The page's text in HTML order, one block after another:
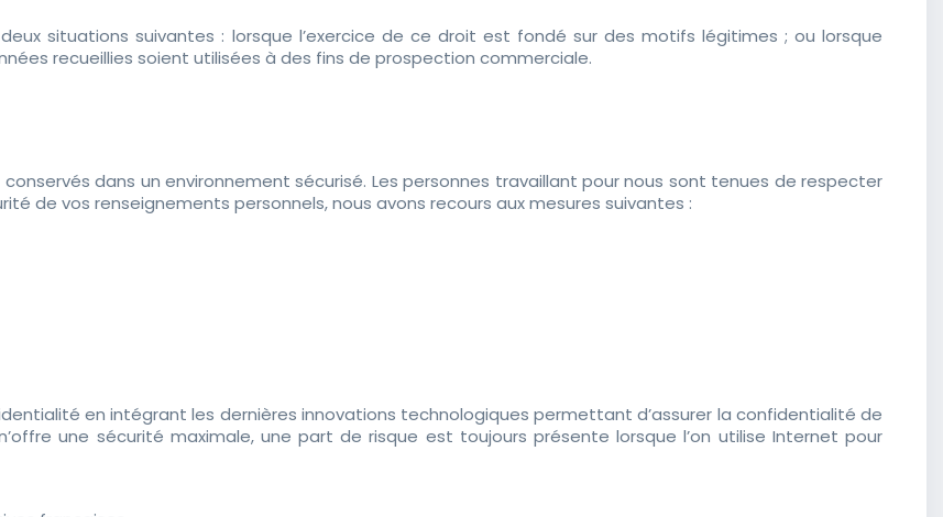
situations suivantes : lorsque l’exercice de ce droit est fondé sur des motifs légitimes ; ou lorsque
recueillies soient utilisées à des fins de prospection commerciale.
dans un environnement sécurisé. Les personnes travaillant pour nous sont tenues de respecter
de vos renseignements personnels, nous avons recours aux mesures suivantes :
en intégrant les dernières innovations technologiques permettant d’assurer la confidentialité de
une sécurité maximale, une part de risque est toujours présente lorsque l’on utilise Internet pour